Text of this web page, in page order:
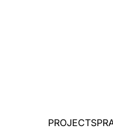
PROJECTS